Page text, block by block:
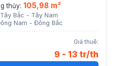
thủy: 105,98 m²
Bắc - Tây Nam
Nam - Đông Bắc
Giá thuê:
9 - 13 tr/th